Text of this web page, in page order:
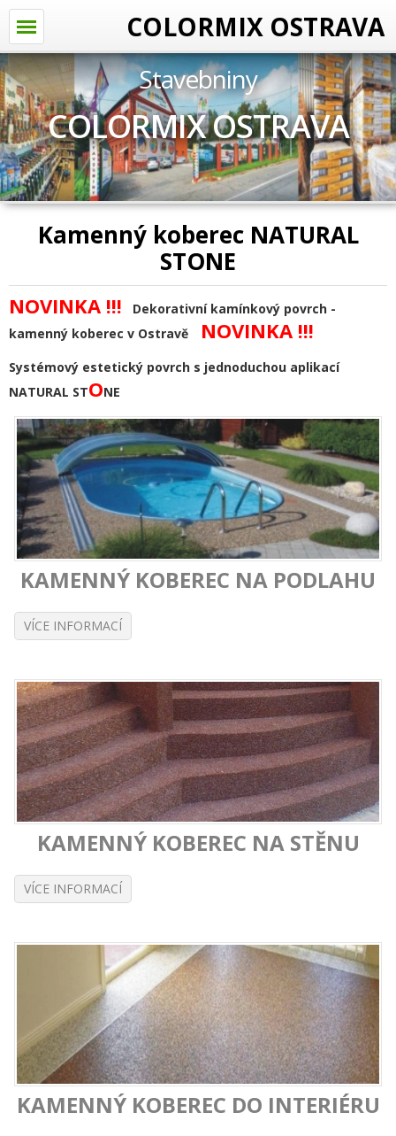
COLORMIX OSTRAVA
Stavebniny
COLORMIX OSTRAVA
Kamenný koberec NATURAL
STONE
NOVINKA !!! Dekorativní kamínkový povrch -
kamenný koberec v Ostravě
NOVINKA !!!
Systémový estetický povrch s jednoduchou aplikací
NATURAL STONE
KAMENNÝ KOBEREC NA PODLAHU
VÍCE INFORMACÍ
KAMENNÝ KOBEREC NA STĚNU
VÍCE INFORMACÍ
KAMENNÝ KOBEREC DO INTERIÉRU